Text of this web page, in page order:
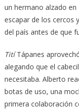
un hermano alzado en
escapar de los cercos
del país antes de que
TitíTápanes
alegando que el
necesitaba. Alberto
botas de uso, una
primera colaboración